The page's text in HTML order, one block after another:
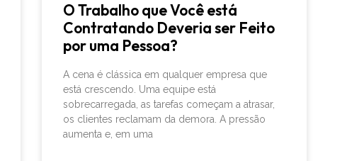
O Trabalho que Você está
Contratando Deveria ser Feito
por uma Pessoa?
A cena é clássica em qualquer empresa que
está crescendo. Uma equipe está
sobrecarregada, as tarefas começam a atrasar,
os clientes reclamam da demora. A pressão
aumenta e, em uma